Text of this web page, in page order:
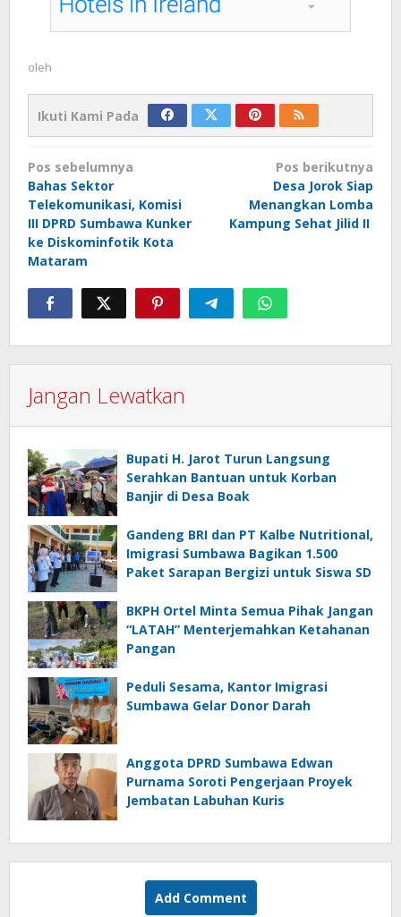
oleh
Ikuti Kami Pada
Navigasi
pos
Pos sebelumnya
Bahas Sektor
Telekomunikasi, Komisi
III DPRD Sumbawa Kunker
ke Diskominfotik Kota
Mataram
Pos berikutnya
Desa Jorok Siap
Menangkan Lomba
Kampung Sehat Jilid II
Jangan Lewatkan
Bupati H. Jarot Turun Langsung
Serahkan Bantuan untuk Korban
Banjir di Desa Boak
Gandeng BRI dan PT Kalbe Nutritional,
Imigrasi Sumbawa Bagikan 1.500
Paket Sarapan Bergizi untuk Siswa SD
BKPH Ortel Minta Semua Pihak Jangan
“LATAH” Menterjemahkan Ketahanan
Pangan
Peduli Sesama, Kantor Imigrasi
Sumbawa Gelar Donor Darah
Anggota DPRD Sumbawa Edwan
Purnama Soroti Pengerjaan Proyek
Jembatan Labuhan Kuris
Add Comment